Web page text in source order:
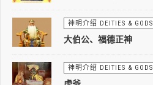
神明介绍 DEITIES & GODS
大伯公、福德正神
神明介绍 DEITIES & GODS